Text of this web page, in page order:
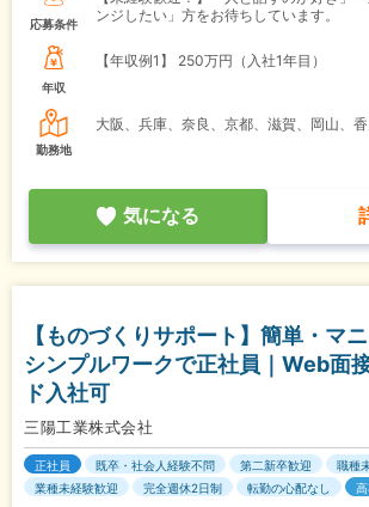
応募条件
ンジしたい」方をお待ちしています。
年収
【年収例1】 250万円（入社1年目）
勤務地
大阪、兵庫、奈良、京都、滋賀、岡山、
気になる
【ものづくりサポート】簡単・マ
シンプルワークで正社員｜Web面
ド入社可
三陽工業株式会社
正社員 既卒・社会人経験不問 第二新卒歓迎
職種
業種未経験歓迎
完全週休2日制 転勤の心配なし